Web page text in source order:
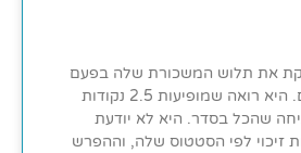
בודקת את תלוש המשכורת שלה בפעם
הראשונה אחרי שנים. היא רואה שמופיעות 2.5 נקודות
שהכל בסדר. היא לא יודעת
לה 4 נקודות זיכוי לפי הסטטוס שלה, וההפרש